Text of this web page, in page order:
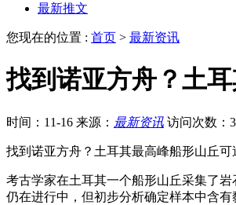
最新推文
您现在的位置 : 首页 > 最新资讯
找到诺亚方舟？土
时间：11-16 来源： 最新资讯 访问次数：
找到诺亚方舟？土耳其最高峰船形山丘可
考古学家在土耳其一个船形山丘采集了
仍在进行中，但初步分析确定样本中含